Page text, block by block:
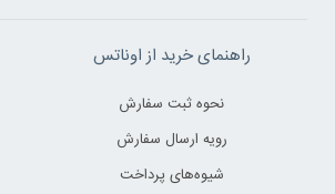
راهنمای خرید از اوناتس
نحوه ثبت سفارش
رویه ارسال سفارش
شیوه‌های پرداخت